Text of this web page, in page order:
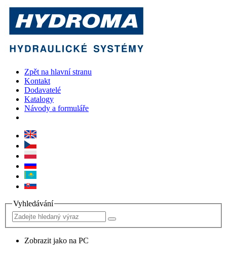
Zpět na hlavní stranu
Kontakt
Dodavatelé
Katalogy
Návody a formuláře
Vyhledávání
Zobrazit jako na PC